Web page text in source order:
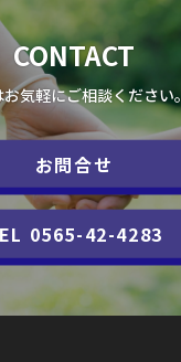
CONTACT
気軽にご相談ください。
お問合せ
0565-42-4283